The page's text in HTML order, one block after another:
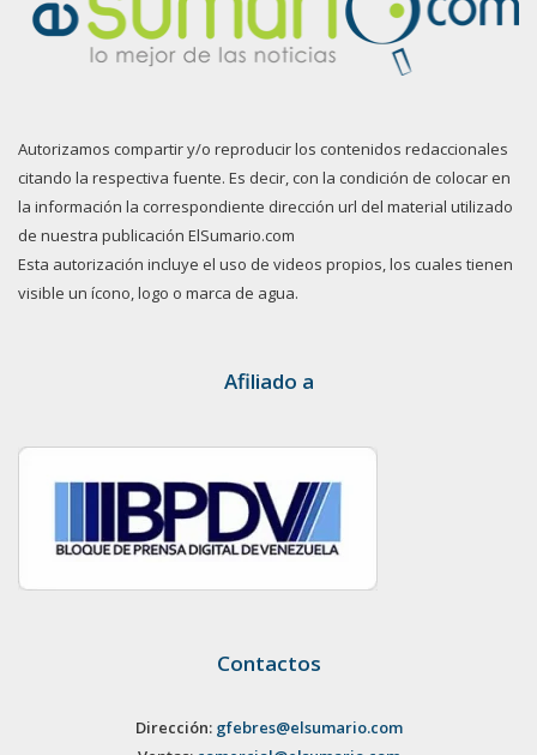
Autorizamos compartir y/o reproducir los contenidos redaccionales
citando la respectiva fuente. Es decir, con la condición de colocar en
la información la correspondiente dirección url del material utilizado
de nuestra publicación ElSumario.com
Esta autorización incluye el uso de videos propios, los cuales tienen
visible un ícono, logo o marca de agua.
Afiliado a
Contactos
Dirección: gfebres@elsumario.com